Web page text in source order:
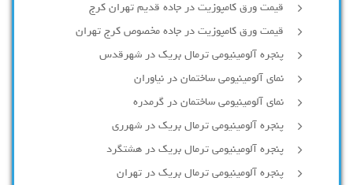
قیمت ورق کامپوزیت در جاده قدیم تهران کرج
قیمت ورق کامپوزیت در جاده مخصوص کرج تهران
پنجره آلومینیومی ترمال بریک در شهرقدس
نمای آلومینیومی ساختمان در نیاوران
نمای آلومینیومی ساختمان در گرمدره
پنجره آلومینیومی ترمال بریک در شهرری
پنجره آلومینیومی ترمال بریک در هشتگرد
پنجره آلومینیومی ترمال بریک در تهران